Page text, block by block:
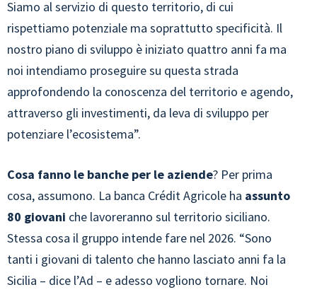
Siamo al servizio di questo territorio, di cui
rispettiamo potenziale ma soprattutto specificità. Il
nostro piano di sviluppo è iniziato quattro anni fa ma
noi intendiamo proseguire su questa strada
approfondendo la conoscenza del territorio e agendo,
attraverso gli investimenti, da leva di sviluppo per
potenziare l’ecosistema”.
Cosa fanno le banche per le aziende? Per prima
cosa, assumono. La banca Crédit Agricole ha assunto
80 giovani che lavoreranno sul territorio siciliano.
Stessa cosa il gruppo intende fare nel 2026. “Sono
tanti i giovani di talento che hanno lasciato anni fa la
Sicilia – dice l’Ad – e adesso vogliono tornare. Noi